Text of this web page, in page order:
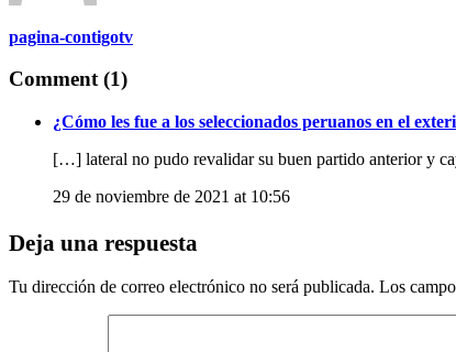
pagina-contigotv
Comment (1)
¿Cómo les fue a los seleccionados peruanos en el
[…] lateral no pudo revalidar su buen partido anterior y
29 de noviembre de 2021 at 10:56
Deja una respuesta
Tu dirección de correo electrónico no será publicada. Los